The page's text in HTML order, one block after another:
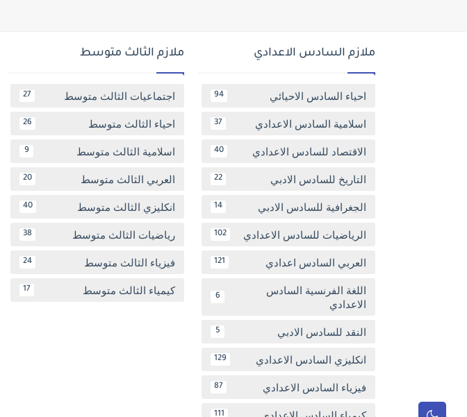
ملازم السادس الاعدادي
احياء السادس الاحيائي 94
اسلامية السادس الاعدادي 37
الاقتصاد للسادس الاعدادي 40
التاريخ للسادس الادبي 22
الجغرافية للسادس الادبي 14
الرياضيات للسادس الاعدادي 102
العربي السادس اعدادي 121
اللغة الفرنسية السادس
الاعدادي
6
النقد للسادس الادبي 5
انكليزي السادس الاعدادي 129
فيزياء السادس الاعدادي 87
111
ملازم الثالث متوسط
اجتماعيات الثالث متوسط 27
احياء الثالث متوسط 26
اسلامية الثالث متوسط 9
العربي الثالث متوسط 20
انكليزي الثالث متوسط 40
رياضيات الثالث متوسط 38
فيزياء الثالث متوسط 24
كيمياء الثالث متوسط 17